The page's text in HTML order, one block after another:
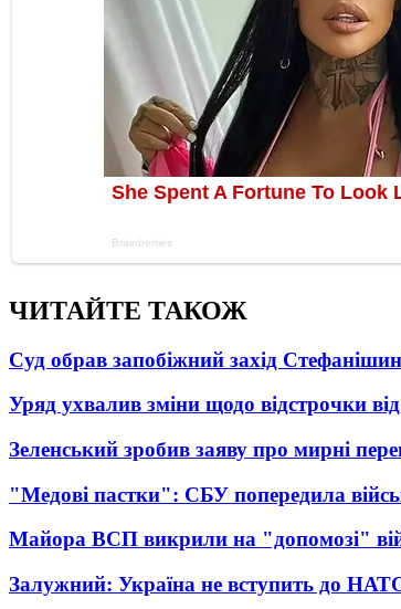
ЧИТАЙТЕ ТАКОЖ
Суд обрав запобіжний захід
Уряд ухвалив зміни щодо відстрочки від
Зеленський зробив заяву про мирні
"Медові пастки": СБУ попередила
Майора ВСП викрили на "допомозі"
Залужний: Україна не вступить до